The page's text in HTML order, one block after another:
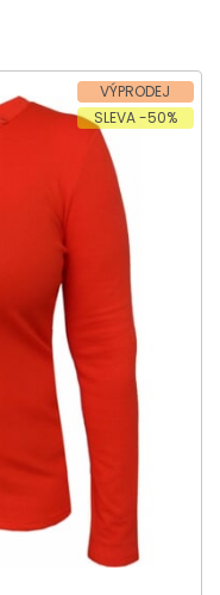
VÝPRODEJ
SLEVA -50%